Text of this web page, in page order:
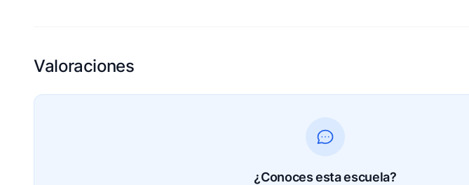
Valoraciones
¿Conoces esta escuela?